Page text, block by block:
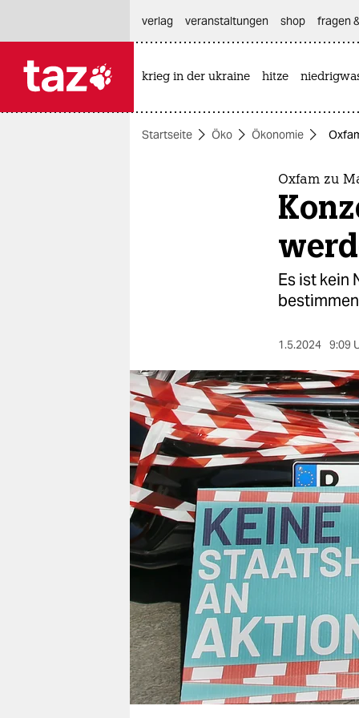
themen
nord
wahrheit
verlag
verlag
veranstaltungen
shop
fragen & hilfe
unterstützen
abo
genossenschaft
verlag
veranstaltungen shop fragen
krieg in der ukraine hitze
Startseite Öko Ökonomie
Oxfam zu
Es ist kein
1.5.2024 9:09